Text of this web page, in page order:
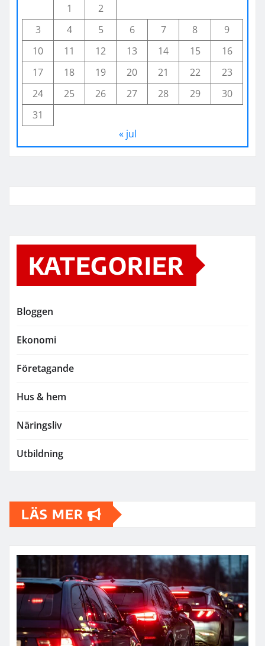
1
2
3
4 5 6 7 8
9
10
11 12 13 14 15
16
17
18 19 20 21 22
23
24
25 26 27 28 29
30
31
« jul
KATEGORIER
Bloggen
Ekonomi
Företagande
Hus & hem
Näringsliv
Utbildning
LÄS MER